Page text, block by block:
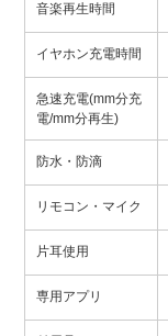
音楽再生時間
イヤホン充電時間
急速充電(mm分充
電/mm分再生)
防水・防滴
リモコン・マイク
片耳使用
専用アプリ